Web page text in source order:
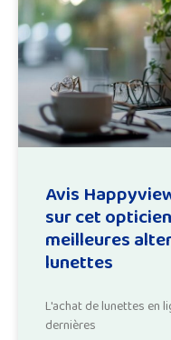
Avis
sur cet
meilleures
lunettes
L'achat de lunettes en
dernières